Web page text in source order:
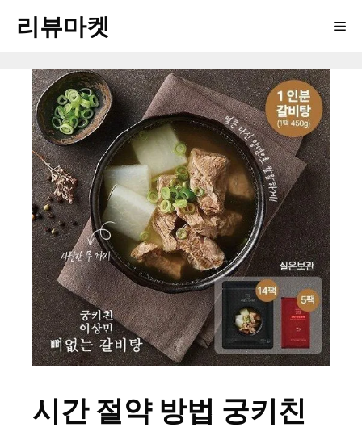
리뷰마켓
시간 절약 방법 궁키친